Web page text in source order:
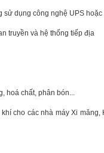
dụng công nghệ UPS hoặc
truyền và hệ thống tiếp địa
hoá chất, phân bón...
cho các nhà máy Xi măng,